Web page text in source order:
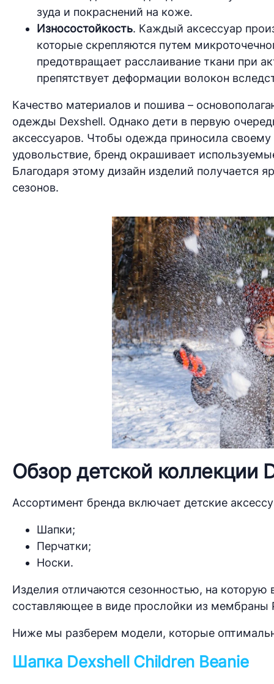
зуда и покраснений на коже.
Износостойкость. Каждый аксессуар
которые скрепляются путем
предотвращает расслаивание ткани при
препятствует деформации волокон
Качество материалов и пошива –
одежды Dexshell. Однако дети в первую
аксессуаров. Чтобы одежда приносила
удовольствие, бренд окрашивает
Благодаря этому дизайн изделий получается
сезонов.
Обзор детской коллекции
Ассортимент бренда включает детские
Шапки;
Перчатки;
Носки.
Изделия отличаются сезонностью, на которую
составляющее в виде прослойки из мембраны
Ниже мы разберем модели, которые
Шапка Dexshell Children Beanie